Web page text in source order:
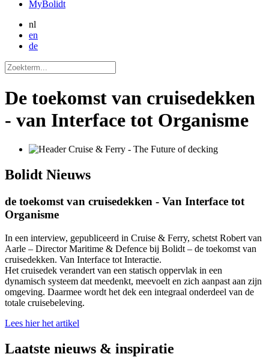
MyBolidt
nl
en
de
De toekomst van cruisedekken
- van Interface tot Organisme
Bolidt Nieuws
de toekomst van cruisedekken - Van Interface tot
Organisme
In een interview, gepubliceerd in Cruise & Ferry, schetst Robert van
Aarle – Director Maritime & Defence bij Bolidt – de toekomst van
cruisedekken. Van Interface tot Interactie.
Het cruisedek verandert van een statisch oppervlak in een
dynamisch systeem dat meedenkt, meevoelt en zich aanpast aan zijn
omgeving. Daarmee wordt het dek een integraal onderdeel van de
totale cruisebeleving.
Lees hier het artikel
Laatste nieuws & inspiratie